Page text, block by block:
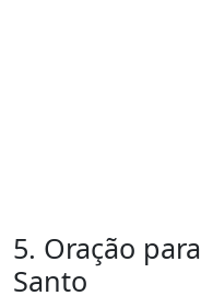
5. Oração
Santo